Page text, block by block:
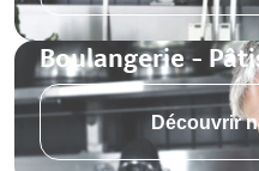
Boulangerie -
Découvrir